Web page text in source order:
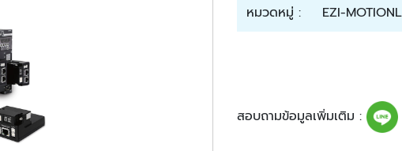
หมวดหมู่ :
EZI-
สอบถามข้อมูลเพิ่มเติม :